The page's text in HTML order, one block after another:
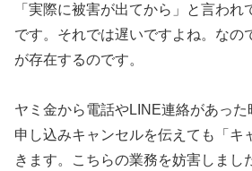
「実際に被害が出てから」と言わ
です。それでは遅いですよね。なの
が存在するのです。
ヤミ金から電話やLINE連絡があった
申し込みキャンセルを伝えても「キ
きます。こちらの業務を妨害しまし